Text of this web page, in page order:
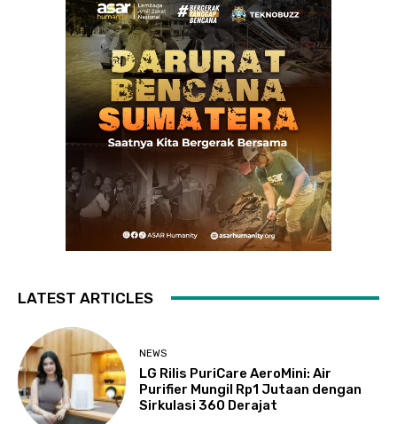
LATEST ARTICLES
NEWS
LG Rilis PuriCare AeroMini: Air
Purifier Mungil Rp1 Jutaan dengan
Sirkulasi 360 Derajat